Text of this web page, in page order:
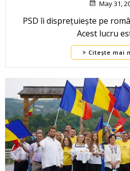
May 31,
PSD îi disprețuiește pe
Acest lucru
Citește mai